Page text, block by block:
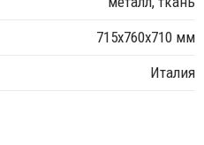
715х760х710 мм
Италия